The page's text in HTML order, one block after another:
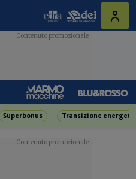
Superbonus Transizione